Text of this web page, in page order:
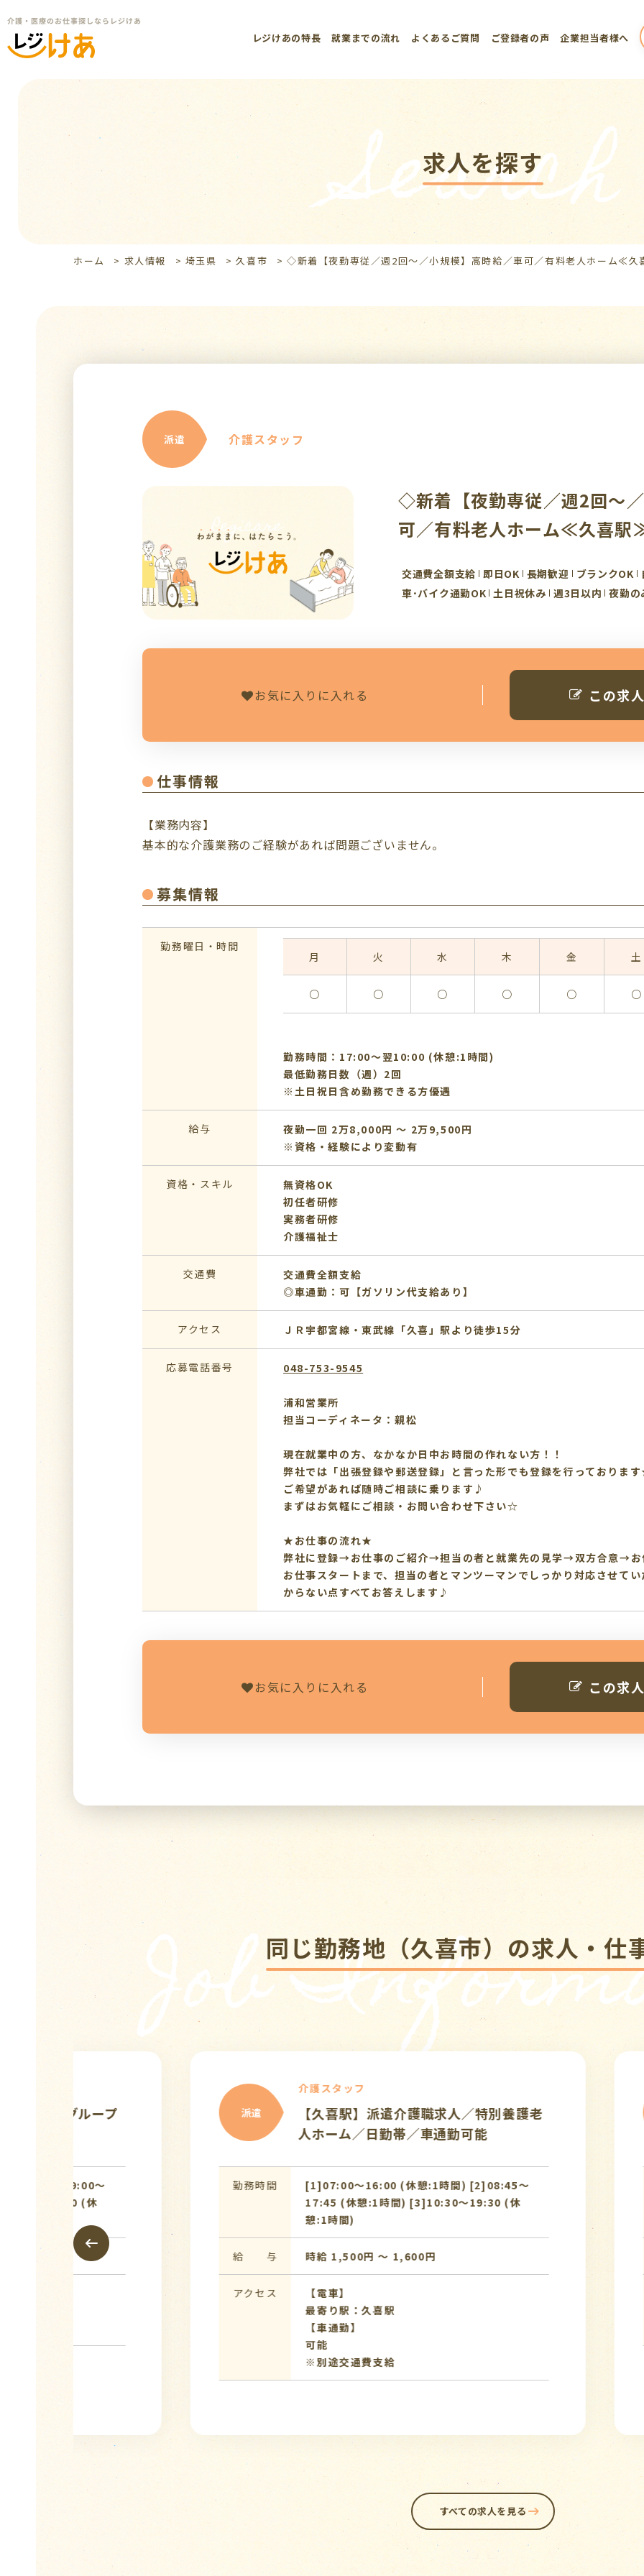
レジけあの特長 就業までの流れ よくあるご質問 ご登録者の声 企業担当者様へ
求人を探す
Search
ホーム > 求人情報 > 埼玉県 >久喜市 >◇新着【夜勤専従／週2回～／小規模】高時給／車可／有料老人ホーム≪
派遣 介護スタッフ
◇新着【夜勤専従／週2回～
可／有料老人ホーム≪久喜
交通費全額支給 即日OK 長期歓迎 ブランクOK
車･バイク通勤OK 土日祝休み 週3日以内 夜勤の
お気に入りに入れる この求
仕事情報
【業務内容】
基本的な介護業務のご経験があれば問題ございません。
募集情報
勤務曜日・時間
月 火 水 木 金 土
○ ○ ○ ○ ○ ○
勤務時間：17:00〜翌10:00 (休憩:1時間)
最低勤務日数（週）2回
※土日祝日含め勤務できる方優遇
給与
夜勤一回 2万8,000円 〜 2万9,500円
※資格・経験により変動有
資格・スキル
無資格OK
初任者研修
実務者研修
介護福祉士
交通費
交通費全額支給
◎車通勤：可【ガソリン代支給あり】
アクセス ＪＲ宇都宮線・東武線「久喜」駅より徒歩15分
応募電話番号 048-753-9545
浦和営業所
担当コーディネータ：親松
現在就業中の方、なかなか日中お時間の作れない方！！
弊社では「出張登録や郵送登録」と言った形でも登録を行っておりま
ご希望があれば随時ご相談に乗ります♪
まずはお気軽にご相談・お問い合わせ下さい☆
★お仕事の流れ★
弊社に登録→お仕事のご紹介→担当の者と就業先の見学→双方合意→
お仕事スタートまで、担当の者とマンツーマンでしっかり対応させて
からない点すべてお答えします♪
お気に入りに入れる この求
Job同じ勤務地（久喜市）の求人・仕
介護スタッフ
【久喜駅】派遣介護職求人／特別養護老
人ホーム／日勤帯／車通勤可能
[1]07:00〜16:00 (休憩:1時間) [2]08:45〜
17:45 (休憩:1時間) [3]10:30〜19:30 (休
時給 1,500円 〜 1,600円
≪派
ープ
※別途
すべての求人を見る